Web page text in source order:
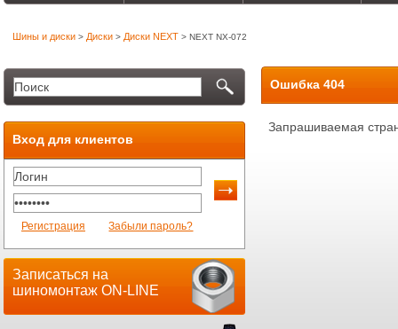
Шины и диски > Диски > Диски NEXT > NEXT NX-072
Вход для клиентов
Регистрация Забыли пароль?
Записаться на
шиномонтаж ON-LINE
Ошибка 404
Запрашиваемая